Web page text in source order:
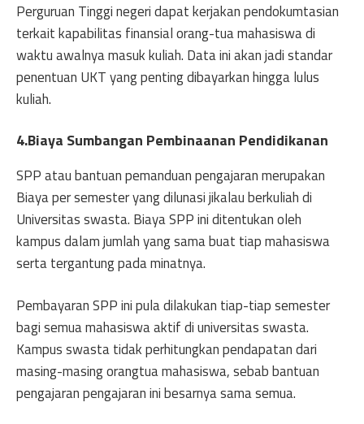
Perguruan Tinggi negeri dapat kerjakan pendokumtasian
terkait kapabilitas finansial orang-tua mahasiswa di
waktu awalnya masuk kuliah. Data ini akan jadi standar
penentuan UKT yang penting dibayarkan hingga lulus
kuliah.
4.Biaya Sumbangan Pembinaanan Pendidikanan
SPP atau bantuan pemanduan pengajaran merupakan
Biaya per semester yang dilunasi jikalau berkuliah di
Universitas swasta. Biaya SPP ini ditentukan oleh
kampus dalam jumlah yang sama buat tiap mahasiswa
serta tergantung pada minatnya.
Pembayaran SPP ini pula dilakukan tiap-tiap semester
bagi semua mahasiswa aktif di universitas swasta.
Kampus swasta tidak perhitungkan pendapatan dari
masing-masing orangtua mahasiswa, sebab bantuan
pengajaran pengajaran ini besarnya sama semua.